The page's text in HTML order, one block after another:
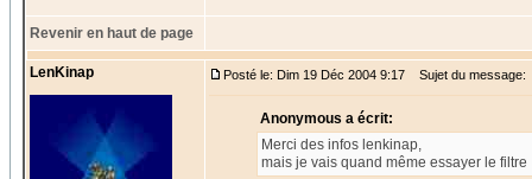
Revenir en haut de page
LenKinap Posté le: Dim 19 Déc 2004 9:17 Sujet du message:
Anonymous a écrit:
Merci des infos lenkinap,
mais je vais quand même essayer le